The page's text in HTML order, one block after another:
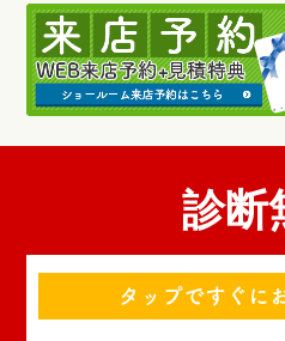
診断
タップですぐに